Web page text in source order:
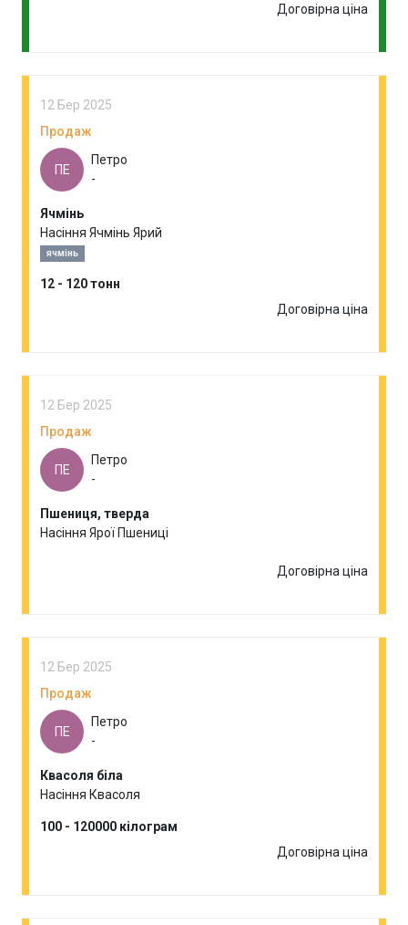
Договірна ціна
12 Бер 2025
Продаж
ПЕ
Петро
-
Ячмінь
Насіння Ячмінь Ярий
ячмінь
12 - 120 тонн
Договірна ціна
12 Бер 2025
Продаж
ПЕ
Петро
-
Пшениця, тверда
Насіння Ярої Пшениці
Договірна ціна
12 Бер 2025
Продаж
ПЕ
Петро
-
Квасоля біла
Насіння Квасоля
100 - 120000 кілограм
Договірна ціна